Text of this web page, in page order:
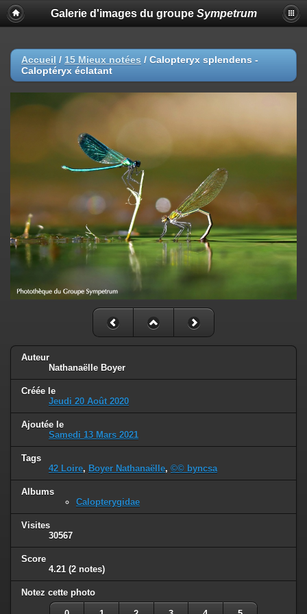
Galerie d'images du groupe Sympetrum
Accueil / 15 Mieux notées / Calopteryx splendens -
Caloptéryx éclatant
Auteur
Nathanaëlle Boyer
Créée le
Jeudi 20 Août 2020
Ajoutée le
Samedi 13 Mars 2021
Tags
42 Loire, Boyer Nathanaëlle, ©© byncsa
Albums
Calopterygidae
Visites
30567
Score
4.21 (2 notes)
Notez cette photo